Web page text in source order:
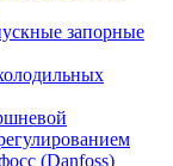
запорные
(Danfoss)